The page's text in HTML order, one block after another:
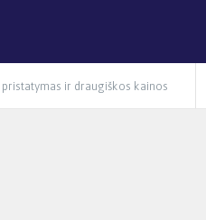
ir draugiškos kainos